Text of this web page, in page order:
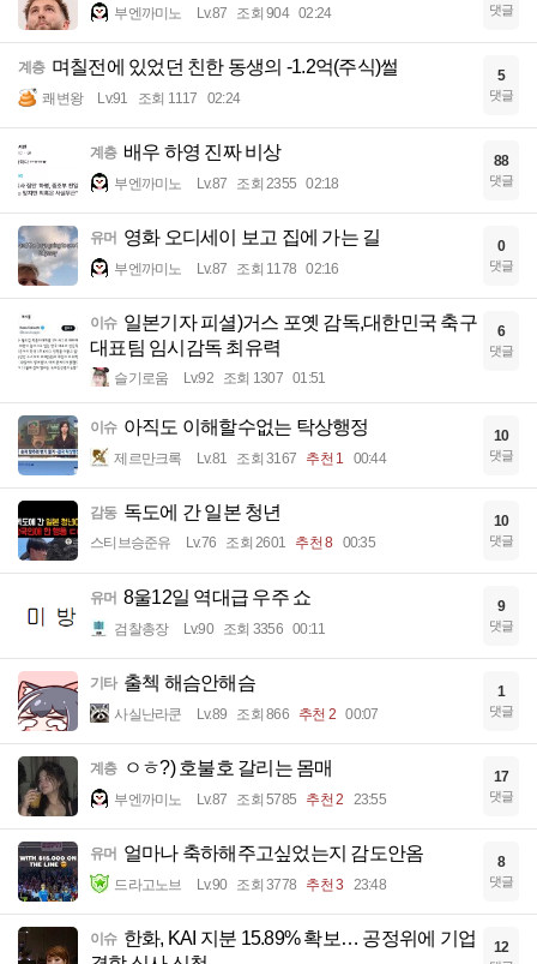
부엔까미노 Lv.87 조회 904 02:24 댓글
계층 며칠전에 있었던 친한 동생의 -1.2억(주식)썰
쾌변왕 Lv.91 조회 1117 02:24
5
댓글
계층 배우 하영 진짜 비상
부엔까미노 Lv.87 조회 2355 02:18
88
댓글
유머 영화 오디세이 보고 집에 가는 길
부엔까미노 Lv.87 조회 1178 02:16
0
댓글
이슈 일본기자 피셜)거스 포옛 감독,대한민국 축구
대표팀 임시감독 최유력
슬기로움 Lv.92 조회 1307 01:51
6
댓글
이슈 아직도 이해할수없는 탁상행정
제르만크록 Lv.81 조회 3167 추천 1 00:44
10
댓글
감동 독도에 간 일본 청년
스티브승준유 Lv.76 조회 2601 추천 8 00:35
10
댓글
유머 8울12일 역대급 우주 쇼
검찰총장 Lv.90 조회 3356 00:11
9
댓글
기타 출첵 해슴안해슴
사실난라쿤 Lv.89 조회 866 추천 2 00:07
1
댓글
계층 ㅇㅎ?) 호불호 갈리는 몸매
부엔까미노 Lv.87 조회 5785 추천 2 23:55
17
댓글
유머 얼마나 축하해주고싶었는지 감도안옴
드라고노브 Lv.90 조회 3778 추천 3 23:48
8
댓글
이슈 한화, KAI 지분 15.89% 확보… 공정위에 기업
12